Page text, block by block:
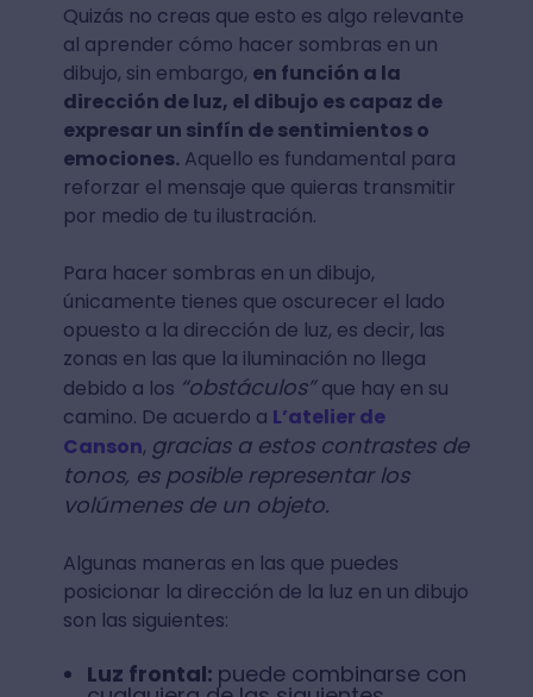
Quizás no creas que esto es algo relevante
al aprender cómo hacer sombras en un
dibujo, sin embargo, en función a la
dirección de luz, el dibujo es capaz de
expresar un sinfín de sentimientos o
emociones.Aquello es fundamental para
reforzar el mensaje que quieras transmitir
por medio de tu ilustración.
Para hacer sombras en un dibujo,
únicamente tienes que oscurecer el lado
opuesto a la dirección de luz, es decir, las
zonas en las que la iluminación no llega
debido a los “obstáculos”que hay en su
camino. De acuerdo a L’atelier de
Canson, gracias a estos contrastes de
tonos, es posible representar los
volúmenes de un objeto.
Algunas maneras en las que puedes
posicionar la dirección de la luz en un dibujo
son las siguientes:
Luz frontal: puede combinarse con